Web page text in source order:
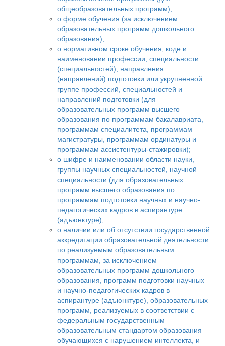
общеобразовательных программ);
о форме обучения (за исключением
образовательных программ дошкольного
образования);
о нормативном сроке обучения, коде и
наименовании профессии, специальности
(специальностей), направления
(направлений) подготовки или укрупненной
группе профессий, специальностей и
направлений подготовки (для
образовательных программ высшего
образования по программам бакалавриата,
программам специалитета, программам
магистратуры, программам ординатуры и
программам ассистентуры-стажировки);
о шифре и наименовании области науки,
группы научных специальностей, научной
специальности (для образовательных
программ высшего образования по
программам подготовки научных и научно-
педагогических кадров в аспирантуре
(адъюнктуре);
о наличии или об отсутствии государственной
аккредитации образовательной деятельности
по реализуемым образовательным
программам, за исключением
образовательных программ дошкольного
образования, программ подготовки научных
и научно-педагогических кадров в
аспирантуре (адъюнктуре), образовательных
программ, реализуемых в соответствии с
федеральным государственным
образовательным стандартом образования
обучающихся с нарушением интеллекта, и